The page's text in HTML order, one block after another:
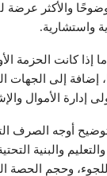
وضوحًا والأكثر عرضة
واستشارية.
كانت الحزمة
إضافة إلى الجهات
إدارة الأموال
أوجه الصرف
والبنية
باللجوء، وحجم